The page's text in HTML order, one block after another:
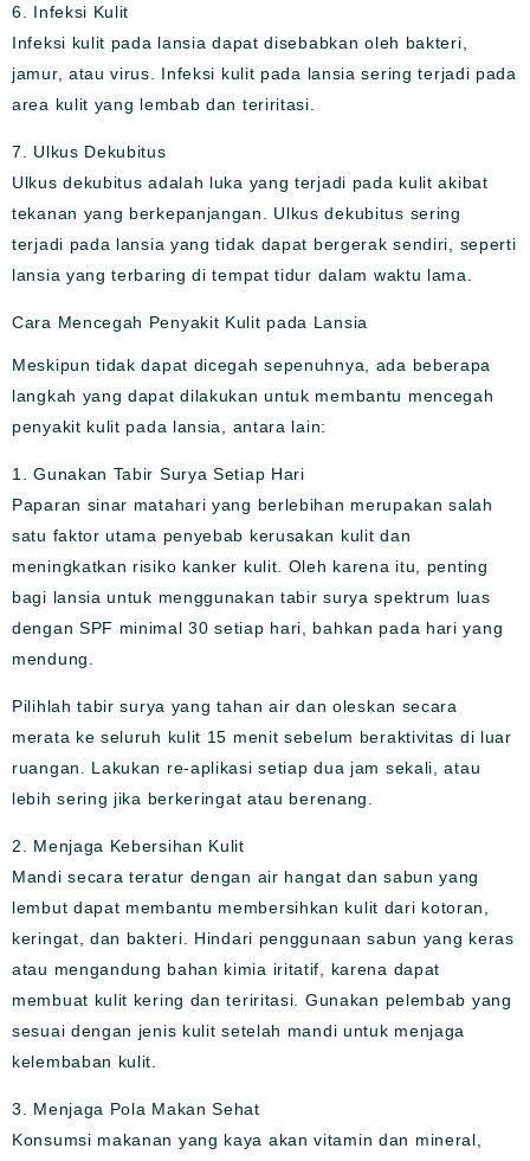
6. Infeksi Kulit
Infeksi kulit pada lansia dapat disebabkan oleh bakteri,
jamur, atau virus. Infeksi kulit pada lansia sering terjadi pada
area kulit yang lembab dan teriritasi.
7. Ulkus Dekubitus
Ulkus dekubitus adalah luka yang terjadi pada kulit akibat
tekanan yang berkepanjangan. Ulkus dekubitus sering
terjadi pada lansia yang tidak dapat bergerak sendiri, seperti
lansia yang terbaring di tempat tidur dalam waktu lama.
Cara Mencegah Penyakit Kulit pada Lansia
Meskipun tidak dapat dicegah sepenuhnya, ada beberapa
langkah yang dapat dilakukan untuk membantu mencegah
penyakit kulit pada lansia, antara lain:
1. Gunakan Tabir Surya Setiap Hari
Paparan sinar matahari yang berlebihan merupakan salah
satu faktor utama penyebab kerusakan kulit dan
meningkatkan risiko kanker kulit. Oleh karena itu, penting
bagi lansia untuk menggunakan tabir surya spektrum luas
dengan SPF minimal 30 setiap hari, bahkan pada hari yang
mendung.
Pilihlah tabir surya yang tahan air dan oleskan secara
merata ke seluruh kulit 15 menit sebelum beraktivitas di luar
ruangan. Lakukan re-aplikasi setiap dua jam sekali, atau
lebih sering jika berkeringat atau berenang.
2. Menjaga Kebersihan Kulit
Mandi secara teratur dengan air hangat dan sabun yang
lembut dapat membantu membersihkan kulit dari kotoran,
keringat, dan bakteri. Hindari penggunaan sabun yang keras
atau mengandung bahan kimia iritatif, karena dapat
membuat kulit kering dan teriritasi. Gunakan pelembab yang
sesuai dengan jenis kulit setelah mandi untuk menjaga
kelembaban kulit.
3. Menjaga Pola Makan Sehat
Konsumsi makanan yang kaya akan vitamin dan mineral,